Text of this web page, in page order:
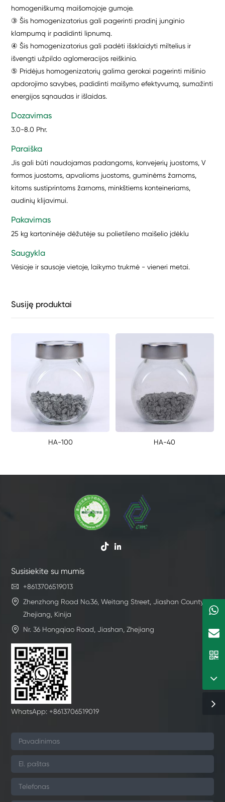
homogeniškumą maišomojoje gumoje.
③ Šis homogenizatorius gali pagerinti pradinį junginio
klampumą ir padidinti lipnumą.
④ Šis homogenizatorius gali padėti išsklaidyti miltelius ir
išvengti užpildo aglomeracijos reiškinio.
⑤ Pridėjus homogenizatorių galima gerokai pagerinti mišinio
apdorojimo savybes, padidinti maišymo efektyvumą, sumažinti
energijos sąnaudas ir išlaidas.
Dozavimas
3.0-8.0 Phr.
Paraiška
Jis gali būti naudojamas padangoms, konvejerių juostoms, V
formos juostoms, apvalioms juostoms, guminėms žarnoms,
kitoms sustiprintoms žarnoms, minkštiems konteineriams,
audinių klijavimui.
Pakavimas
25 kg kartoninėje dėžutėje su polietileno maišelio įdėklu
Saugykla
Vėsioje ir sausoje vietoje, laikymo trukmė - vieneri metai.
Susiję produktai
HA-100 HA-40
 
Susisiekite su mumis

+8613706519013
 Zhenzhong Road No.36, Weitang Street, Jiashan County,
Zhejiang, Kinija

Nr. 36 Hongqiao Road, Jiashan, Zhejiang
WhatsApp: +8613706519019